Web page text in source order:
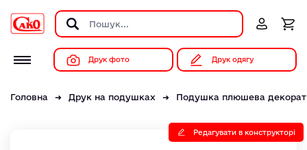
Друк фото Друк одягу
Головна Друк на подушках Подушка плюшева
Редагувати в конструкторі